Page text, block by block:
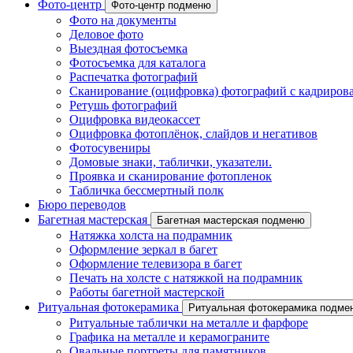
Фото-центр Фото-центр подменю
Фото на документы
Деловое фото
Выездная фотосъемка
Фотосъемка для каталога
Распечатка фотографий
Сканирование (оцифровка) фотографий с
Ретушь фотографий
Оцифровка видеокассет
Оцифровка фотоплёнок, слайдов и негативов
Фотосувениры
Домовые знаки, таблички, указатели.
Проявка и сканирование фотопленок
Табличка бессмертный полк
Бюро переводов
Багетная мастерская
Багетная мастерская подменю
Натяжка холста на подрамник
Оформление зеркал в багет
Оформление телевизора в багет
Печать на холсте с натяжкой на подрамник
Работы багетной мастерской
Ритуальная фотокерамика
Ритуальная фотокерамика
Ритуальные таблички на металле и фарфоре
Графика на металле и керамограните